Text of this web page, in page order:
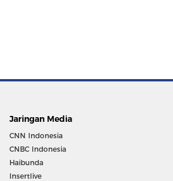
Jaringan Media
CNN Indonesia
CNBC Indonesia
Haibunda
Insertlive